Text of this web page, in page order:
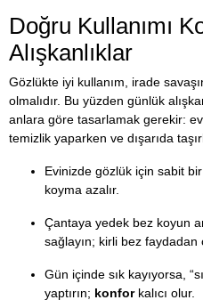
Doğru Kullanımı
Alışkanlıklar
Gözlükte iyi kullanım, irade
olmalıdır. Bu yüzden günlük
anlara göre tasarlamak gerekir:
temizlik yaparken ve dışarıda
Evinizde gözlük için sabit
koyma azalır.
Çantaya yedek bez koyun
sağlayın; kirli bez faydadan
Gün içinde sık kayıyorsa,
yaptırın; konforkalıcı olur.